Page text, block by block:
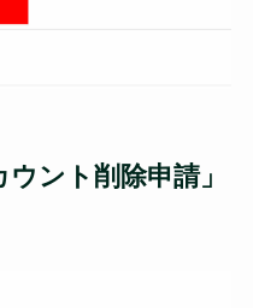
ウント削除申請」